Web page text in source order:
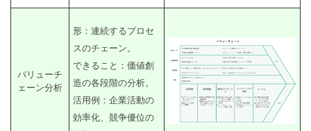
バリューチ
ェーン分析
形：連続するプロセ
スのチェーン。
できること：価値創
造の各段階の分析。
活用例：企業活動の
効率化、競争優位の